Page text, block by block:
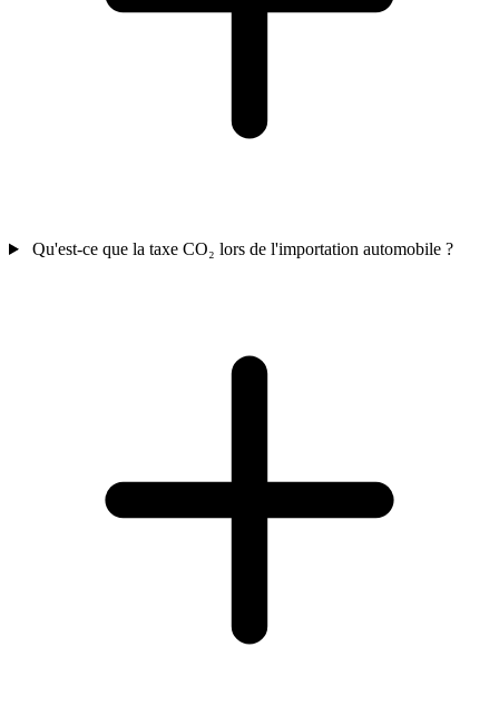
Qu'est-ce que la taxe CO₂ lors de l'importation automobile ?